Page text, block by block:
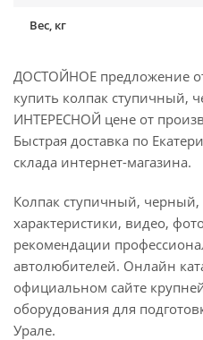
Вес, кг
ДОСТОЙНОЕ предложение
купить колпак ступичный,
ИНТЕРЕСНОЙ цене от
Быстрая доставка по
склада интернет-магазина.
Колпак ступичный,
характеристики, видео,
рекомендации
автолюбителей. Онлайн
официальном сайте
оборудования для
Урале.